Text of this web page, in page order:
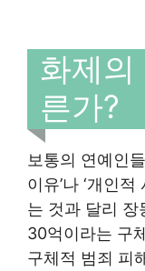
화제
른가?
보통의 연예인
이유’나 ‘개인
는 것과 달리 장
30억이라는 구
구체적 범죄 피